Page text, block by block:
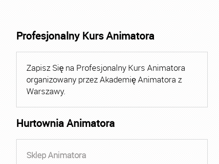
Profesjonalny Kurs Animatora
Zapisz Się na Profesjonalny Kurs Animatora
organizowany przez Akademię Animatora z
Warszawy.
Hurtownia Animatora
Sklep Animatora